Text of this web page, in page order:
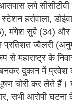
लगे सीसीटीवी
हर्रावाला,
मंगेश सुर्वे (34) और
प्रतिशत ज्वैलरी
से महाराष्ट्र के
दुकान में प्रवेश
चोरी कर लेते हैं।
सभी आरोपी घटना के